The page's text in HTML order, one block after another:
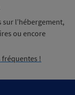
l’hébergement,
ou encore
!